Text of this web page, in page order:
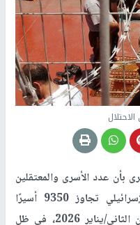
بأن عدد الأسرى والمعتقلين
الفلسطينيين في سجون الاحتلال الإسرائيلي تجاوز 9350 أسيرًا
ومعتقلًا، وذلك حتى بداية شهر كانون الثاني/يناير 2026، في ظل